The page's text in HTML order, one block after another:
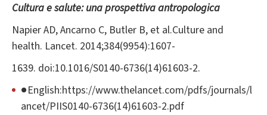
Cultura e salute: una prospettiva antropologica
Napier AD, Ancarno C, Butler B, et al.Culture and
health. Lancet. 2014;384(9954):1607-
1639. doi:10.1016/S0140-6736(14)61603-2.
●English:https://www.thelancet.com/pdfs/journals/l
ancet/PIIS0140-6736(14)61603-2.pdf